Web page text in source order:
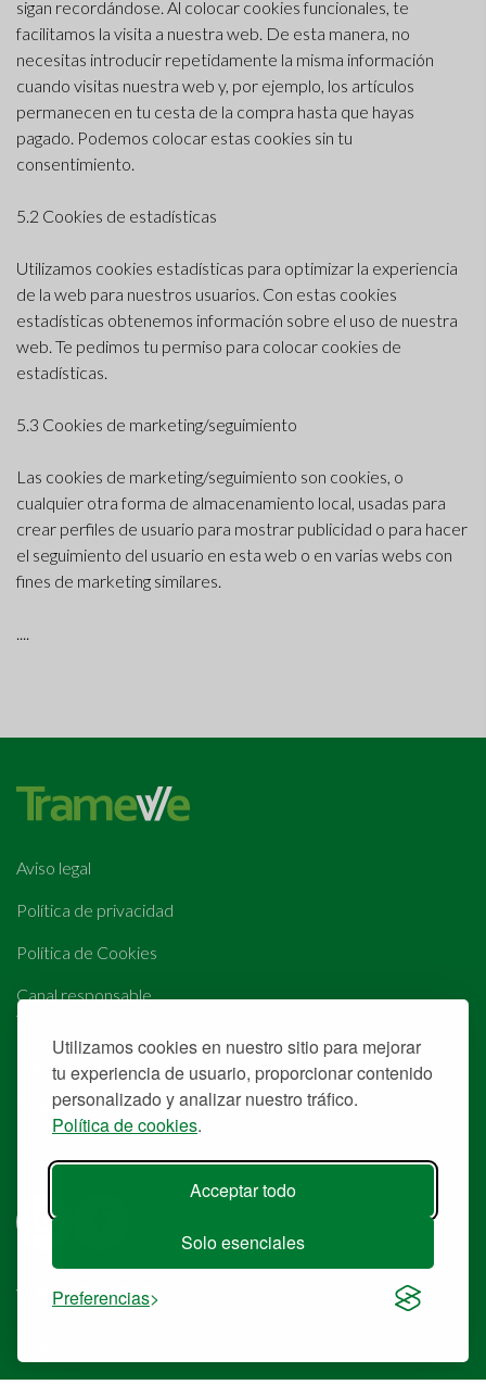
Utilizamos cookies en nuestro sitio para mejorar
tu experiencia de usuario, proporcionar contenido
personalizado y analizar nuestro tráfico.
Política de cookies.
Acceptar todo
Solo esenciales
Preferencias
sigan recordándose. Al colocar cookies funcionales, te
facilitamos la visita a nuestra web. De esta manera, no
necesitas introducir repetidamente la misma información
cuando visitas nuestra web y, por ejemplo, los artículos
permanecen en tu cesta de la compra hasta que hayas
pagado. Podemos colocar estas cookies sin tu
consentimiento.
5.2 Cookies de estadísticas
Utilizamos cookies estadísticas para optimizar la experiencia
de la web para nuestros usuarios. Con estas cookies
estadísticas obtenemos información sobre el uso de nuestra
web. Te pedimos tu permiso para colocar cookies de
estadísticas.
5.3 Cookies de marketing/seguimiento
Las cookies de marketing/seguimiento son cookies, o
cualquier otra forma de almacenamiento local, usadas para
crear perfiles de usuario para mostrar publicidad o para hacer
el seguimiento del usuario en esta web o en varias webs con
fines de marketing similares.
....
Aviso legal
Política de privacidad
Política de Cookies
Canal responsable
Trabaja con nosotros
Calidad y medioambiente
Código Ético y de Conducta
t. 981 554 707